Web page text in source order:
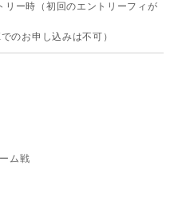
リー時（初回のエントリーフィが
のお申し込みは不可）
ム戦